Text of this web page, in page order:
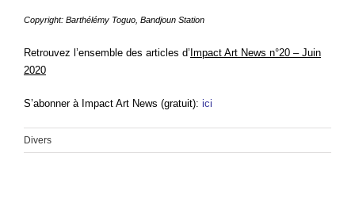
Copyright: Barthélémy Toguo, Bandjoun Station
Retrouvez l’ensemble des articles d’ Impact Art News n°20 – Juin
2020
S’abonner à Impact Art News (gratuit): ici
Divers